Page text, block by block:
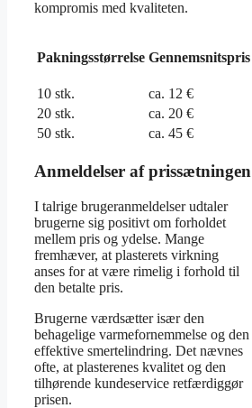
kompromis med kvaliteten.
Pakningsstørrelse Gennemsnitspris
10 stk.
ca. 12 €
20 stk.
ca. 20 €
50 stk.
ca. 45 €
Anmeldelser af prissætningen
I talrige brugeranmeldelser udtaler
brugerne sig positivt om forholdet
mellem pris og ydelse. Mange
fremhæver, at plasterets virkning
anses for at være rimelig i forhold til
den betalte pris.
Brugerne værdsætter især den
behagelige varmefornemmelse og den
effektive smertelindring. Det nævnes
ofte, at plasterenes kvalitet og den
tilhørende kundeservice retfærdiggør
prisen.